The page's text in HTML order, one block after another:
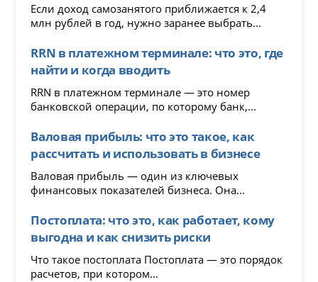
Если доход самозанятого приближается к 2,4
млн рублей в год, нужно заранее выбрать...
RRN в платежном терминале: что это, где
найти и когда вводить
RRN в платежном терминале — это номер
банковской операции, по которому банк,...
Валовая прибыль: что это такое, как
рассчитать и использовать в бизнесе
Валовая прибыль — один из ключевых
финансовых показателей бизнеса. Она...
Постоплата: что это, как работает, кому
выгодна и как снизить риски
Что такое постоплата Постоплата — это порядок
расчетов, при котором...